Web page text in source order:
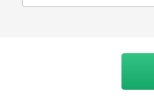
須)